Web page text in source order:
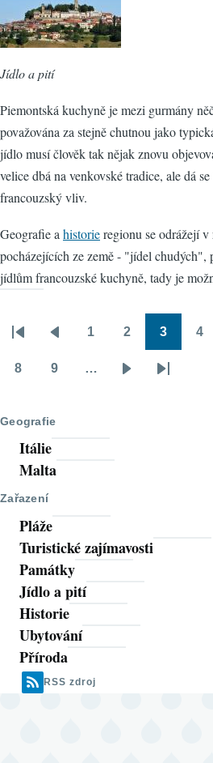
Jídlo a pití
Piemontská kuchyně je mezi gurmány
považována za stejně chutnou jako
jídlo musí člověk tak nějak znovu
velice dbá na venkovské tradice, ale dá
francouzský vliv.
Geografie a historieregionu se odrážejí
pocházejících ze země - "jídel chudých",
jídlům francouzské kuchyně, tady je
Pagination
First
page
Předchozí
stránka
1 2 3 4
8 9 …
NásledujícíPoslední
Geografie
Itálie
Malta
Zařazení
Pláže
Turistické zajímavosti
Památky
Jídlo a pití
Historie
Ubytování
Příroda
RSS zdroj